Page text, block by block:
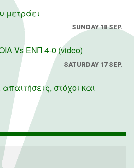
μετράει
SUNDAY 18 SEP.
Vs ΕΝΠ 4-0 (video)
SATURDAY 17 SEP.
στόχοι και